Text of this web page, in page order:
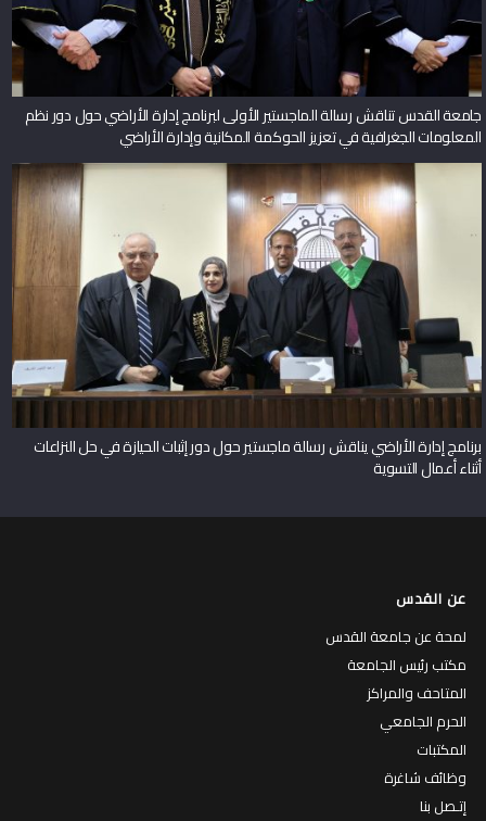
جامعة القدس تناقش رسالة الماجستير الأولى لبرنامج إدارة الأراضي حول دور نظم
المعلومات الجغرافية في تعزيز الحوكمة المكانية وإدارة الأراضي
برنامج إدارة الأراضي يناقش رسالة ماجستير حول دور إثبات الحيازة في حل النزاعات
أثناء أعمال التسوية
عن القدس
لمحة عن جامعة القدس
مكتب رئيس الجامعة
المتاحف والمراكز
الحرم الجامعي
المكتبات
وظائف شاغرة
إتـصل بنا